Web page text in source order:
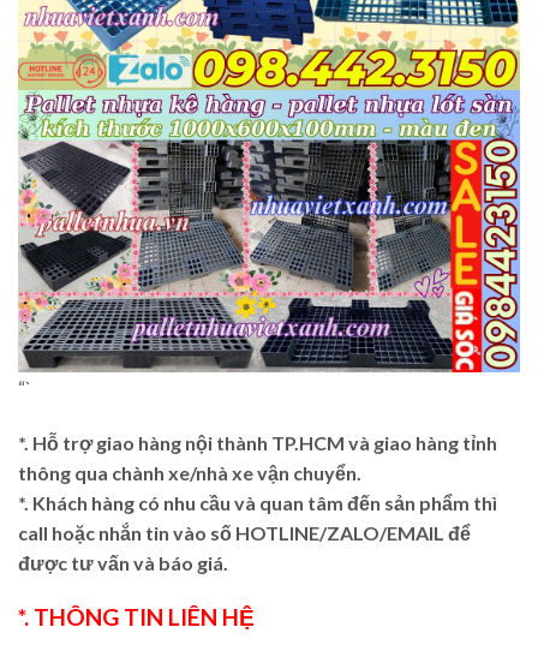
“`
*. Hỗ trợ giao hàng nội thành TP.HCM và giao hàng tỉnh
thông qua chành xe/nhà xe vận chuyển.
*. Khách hàng có nhu cầu và quan tâm đến sản phẩm thì
call hoặc nhắn tin vào số HOTLINE/ZALO/EMAIL để
được tư vấn và báo giá.
*. THÔNG TIN LIÊN HỆ